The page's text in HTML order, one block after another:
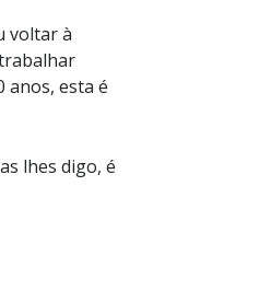
voltar à
anos, esta é
lhes digo, é